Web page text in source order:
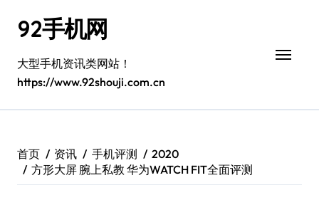
92手机网
大型手机资讯类网站！
https://www.92shouji.com.cn
首页 资讯 手机评测
2020
方形大屏 腕上私教 华为WATCH FIT全面评测